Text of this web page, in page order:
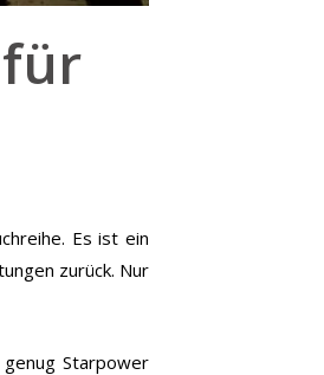
Es ist ein
zurück. Nur
Starpower